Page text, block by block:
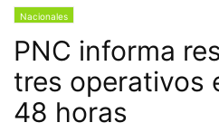
Nacionales
PNC informa
tres operativos
48 horas